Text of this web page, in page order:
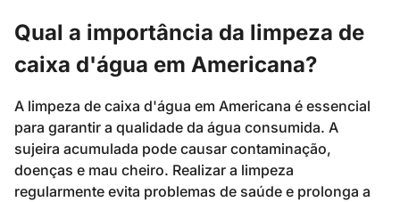
Qual a importância da limpeza de
caixa d'água em Americana?
A limpeza de caixa d'água em Americana é essencial
para garantir a qualidade da água consumida. A
sujeira acumulada pode causar contaminação,
doenças e mau cheiro. Realizar a limpeza
regularmente evita problemas de saúde e prolonga a